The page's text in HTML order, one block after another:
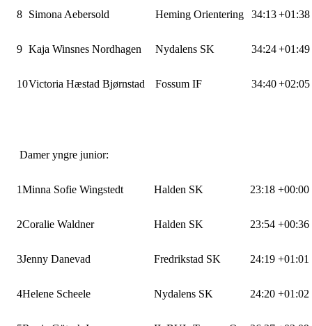
8 Simona Aebersold Heming Orientering 34:13+01:38
9 Kaja Winsnes Nordhagen Nydalens SK 34:24+01:49
10Victoria Hæstad Bjørnstad Fossum IF 34:40+02:05
Damer yngre junior:
1Minna Sofie Wingstedt Halden SK 23:18 +00:00
2Coralie Waldner Halden SK 23:54 +00:36
3Jenny Danevad Fredrikstad SK 24:19 +01:01
4Helene Scheele Nydalens SK 24:20 +01:02